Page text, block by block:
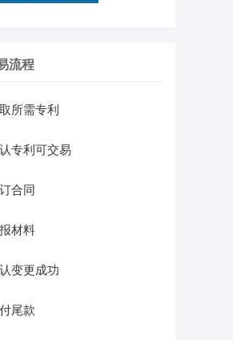
流程
所需专利
专利可交易
合同
材料
变更成功
尾款